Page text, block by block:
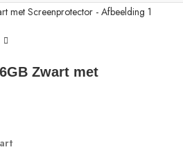
Zwart met